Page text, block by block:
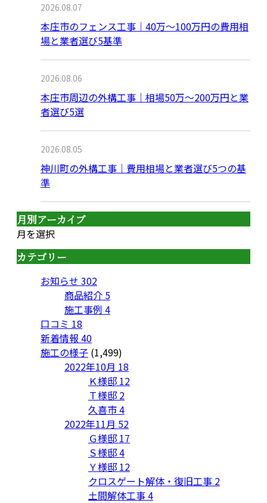
2026.08.07
本庄市のフェンス工事｜40万〜100万円の費用相
場と業者選び5基準
2026.08.06
本庄市周辺の外構工事｜相場50万〜200万円と業
者選び5選
2026.08.05
神川町の外構工事｜費用相場と業者選び5つの基
準
月別アーカイブ
月を選択
カテゴリー
お知らせ 302
商品紹介 5
施工事例 4
口コミ 18
新着情報 40
施工の様子 (1,499)
2022年10月 18
Ｋ様邸 12
Ｔ様邸 2
久喜市4
2022年11月 52
Ｇ様邸 17
Ｓ様邸4
Ｙ様邸 12
クロスゲート解体・復旧工事 2
土間解体工事4